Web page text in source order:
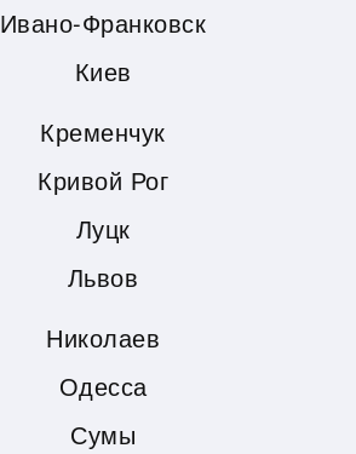
Ивано-Франковск
Киев
Кременчук
Кривой Рог
Луцк
Львов
Николаев
Одесса
Сумы